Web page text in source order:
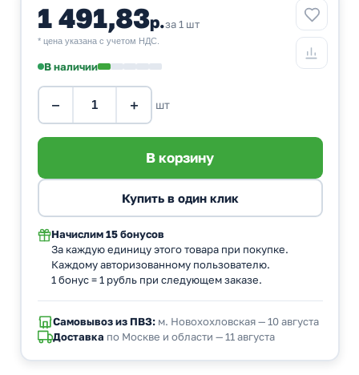
1 491,83р.за 1 шт
* цена указана с учетом НДС.
В наличии
− + шт
Начислим 15 бонусов
За каждую единицу этого товара при покупке.
Каждому авторизованному пользователю.
1 бонус = 1 рубль при следующем заказе.
Самовывоз из ПВЗ:м. Новохохловская — 10 августа
Доставка по Москве и области — 11 августа